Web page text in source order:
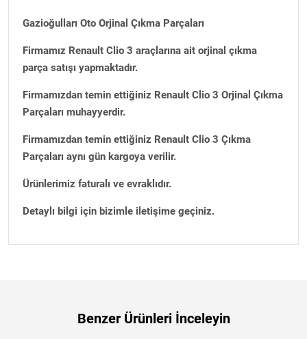
Gazioğulları Oto Orjinal Çıkma Parçaları
Firmamız Renault Clio 3 araçlarına ait orjinal çıkma
parça satışı yapmaktadır.
Firmamızdan temin ettiğiniz Renault Clio 3 Orjinal Çıkma
Parçaları muhayyerdir.
Firmamızdan temin ettiğiniz Renault Clio 3 Çıkma
Parçaları aynı gün kargoya verilir.
Ürünlerimiz faturalı ve evraklıdır.
Detaylı bilgi için bizimle iletişime geçiniz.
Benzer Ürünleri İnceleyin